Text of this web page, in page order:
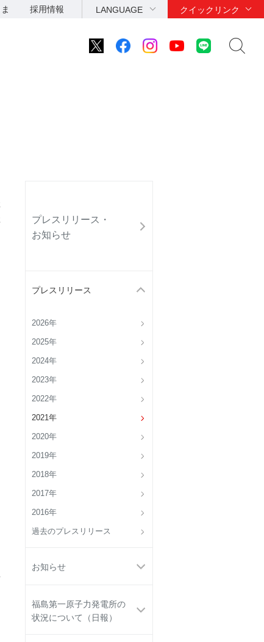
採用情報 LANGUAGE クイックリンク
プレスリリース・
お知らせ
プレスリリース
2026年
2025年
2024年
2023年
2022年
2021年
2020年
2019年
2018年
2017年
2016年
過去のプレスリリース
お知らせ
福島第一原子力発電所の
状況について（日報）